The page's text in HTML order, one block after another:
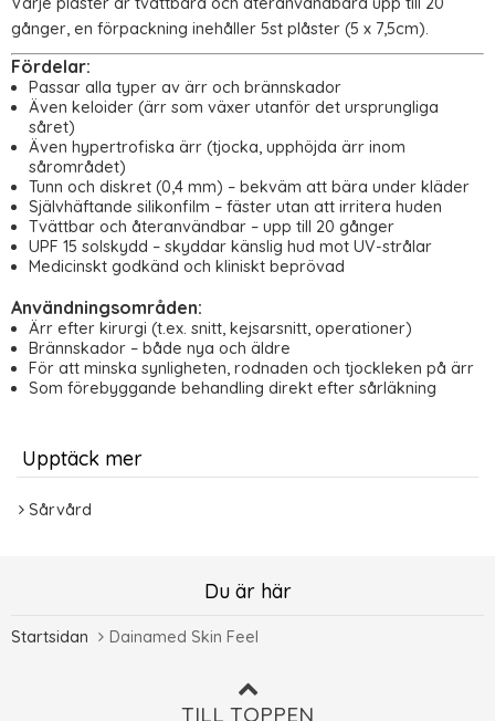
gånger, en förpackning inehåller 5st plåster (5 x 7,5cm).
Fördelar:
Passar alla typer av ärr och brännskador
Även keloider (ärr som växer utanför det ursprungliga
såret)
Även hypertrofiska ärr (tjocka, upphöjda ärr inom
sårområdet)
Tunn och diskret (0,4 mm) – bekväm att bära under kläder
Självhäftande silikonfilm – fäster utan att irritera huden
Tvättbar och återanvändbar – upp till 20 gånger
UPF 15 solskydd – skyddar känslig hud mot UV-strålar
Medicinskt godkänd och kliniskt beprövad
Användningsområden:
Ärr efter kirurgi (t.ex. snitt, kejsarsnitt, operationer)
Brännskador – både nya och äldre
För att minska synligheten, rodnaden och tjockleken på ärr
Som förebyggande behandling direkt efter sårläkning
Upptäck mer
Sårvård
Du är här
Startsidan Dainamed Skin Feel
TILL TOPPEN